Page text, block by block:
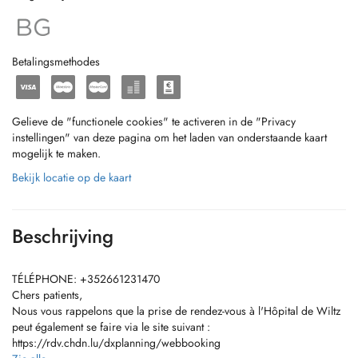
Betalingsmethodes
Gelieve de "functionele cookies" te activeren in de "Privacy
instellingen" van deze pagina om het laden van onderstaande kaart
mogelijk te maken.
Bekijk locatie op de kaart
Beschrijving
TÉLÉPHONE: +352661231470
Chers patients,
Nous vous rappelons que la prise de rendez-vous à l'Hôpital de Wiltz
peut également se faire via le site suivant :
https://rdv.chdn.lu/dxplanning/webbooking